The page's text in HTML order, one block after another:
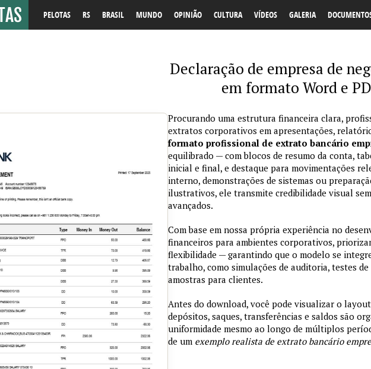
PELOTAS RS BRASIL MUNDO OPINIÃO CULTURA VÍDEOS GALERIA
Declaração de empresa de
em formato Word e
Procurando uma estrutura financeira clara,
extratos corporativos em apresentações,
formato profissional de extrato bancário
equilibrado — com blocos de resumo da conta,
inicial e final, e destaque para movimentações
interno, demonstrações de sistemas ou
ilustrativos, ele transmite credibilidade visual
avançados.
Com base em nossa própria experiência no
financeiros para ambientes corporativos,
flexibilidade — garantindo que o modelo se
trabalho, como simulações de auditoria, testes
amostras para clientes.
Antes do download, você pode visualizar o
depósitos, saques, transferências e saldos são
uniformidade mesmo ao longo de múltiplos
de um exemplo realista de extrato bancário